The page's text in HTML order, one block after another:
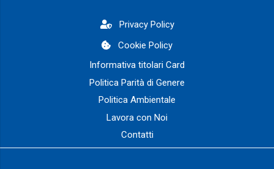
Privacy Policy
Cookie Policy
Informativa titolari Card
Politica Parità di Genere
Politica Ambientale
Lavora con Noi
Contatti